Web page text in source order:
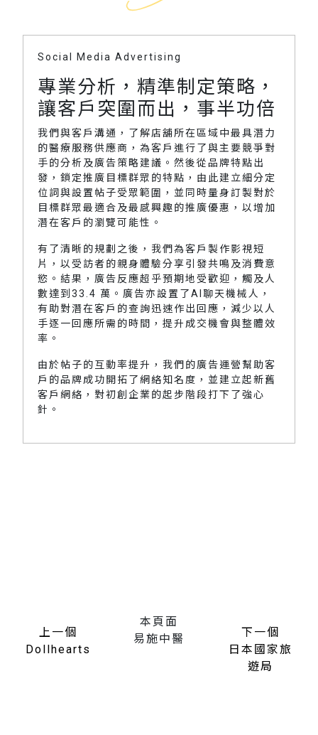
Social Media Advertising
專業分析，精準制定策略，
讓客戶突圍而出，事半功倍
我們與客戶溝通，了解店舖所在區域中最具潛力
的醫療服務供應商，為客戶進行了與主要競爭對
手的分析及廣告策略建議。然後從品牌特點出
發，鎖定推廣目標群眾的特點，由此建立細分定
位詞與設置帖子受眾範圍，並同時量身訂製對於
目標群眾最適合及最感興趣的推廣優惠，以增加
潛在客戶的瀏覽可能性。
有了清晰的規劃之後，我們為客戶製作影視短
片，以受訪者的親身體驗分享引發共鳴及消費意
慾。結果，廣告反應超乎預期地受歡迎，觸及人
數達到33.4 萬。廣告亦設置了AI聊天機械人，
有助對潛在客戶的查詢迅速作出回應，減少以人
手逐一回應所需的時間，提升成交機會與整體效
率。
由於帖子的互動率提升，我們的廣告運營幫助客
戶的品牌成功開拓了網絡知名度，並建立起新舊
客戶網絡，對初創企業的起步階段打下了強心
針。
上一個
Dollhearts
本頁面
易施中醫
下一個
日本國家旅
遊局